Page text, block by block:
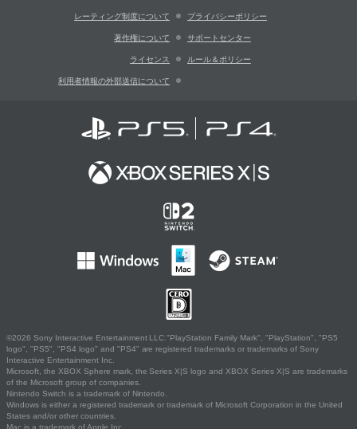
レーティング制度について プライバシーポリシー
著作権について サポートセンター
ライセンス ルール＆ポリシー
利用者情報の外部送信について
©2026 Sony Interactive Entertainment LLC."PlayStation Family Mark", "PlayStation", "PS5
logo", "PS5", "PS4 logo" and "PS4" are registered trademarks or trademarks of Sony
Interactive Entertainment Inc.
Microsoft, the XBOX Sphere mark, the Series X|S logo and XBOX Series X|S are trademarks
of the Microsoft group of companies.
Nintendo Switch is a trademark of Nintendo.
Windows is either a registered trademark or trademark of Microsoft Corporation in the United
States and/or other countries.
Mac is a trademark of Apple Inc.